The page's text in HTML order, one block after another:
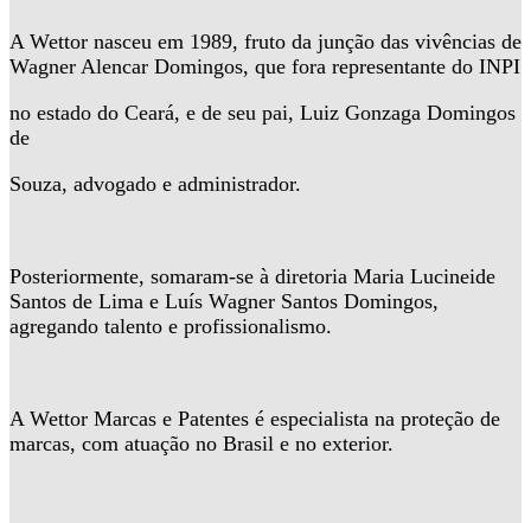
A Wettor nasceu em 1989, fruto da junção das vivências de
Wagner Alencar Domingos, que fora representante do INPI
no estado do Ceará, e de seu pai, Luiz Gonzaga Domingos
de
Souza, advogado e administrador.
Posteriormente, somaram-se à diretoria Maria Lucineide
Santos de Lima e Luís Wagner Santos Domingos,
agregando talento e profissionalismo.
A Wettor Marcas e Patentes é especialista na proteção de
marcas, com atuação no Brasil e no exterior.